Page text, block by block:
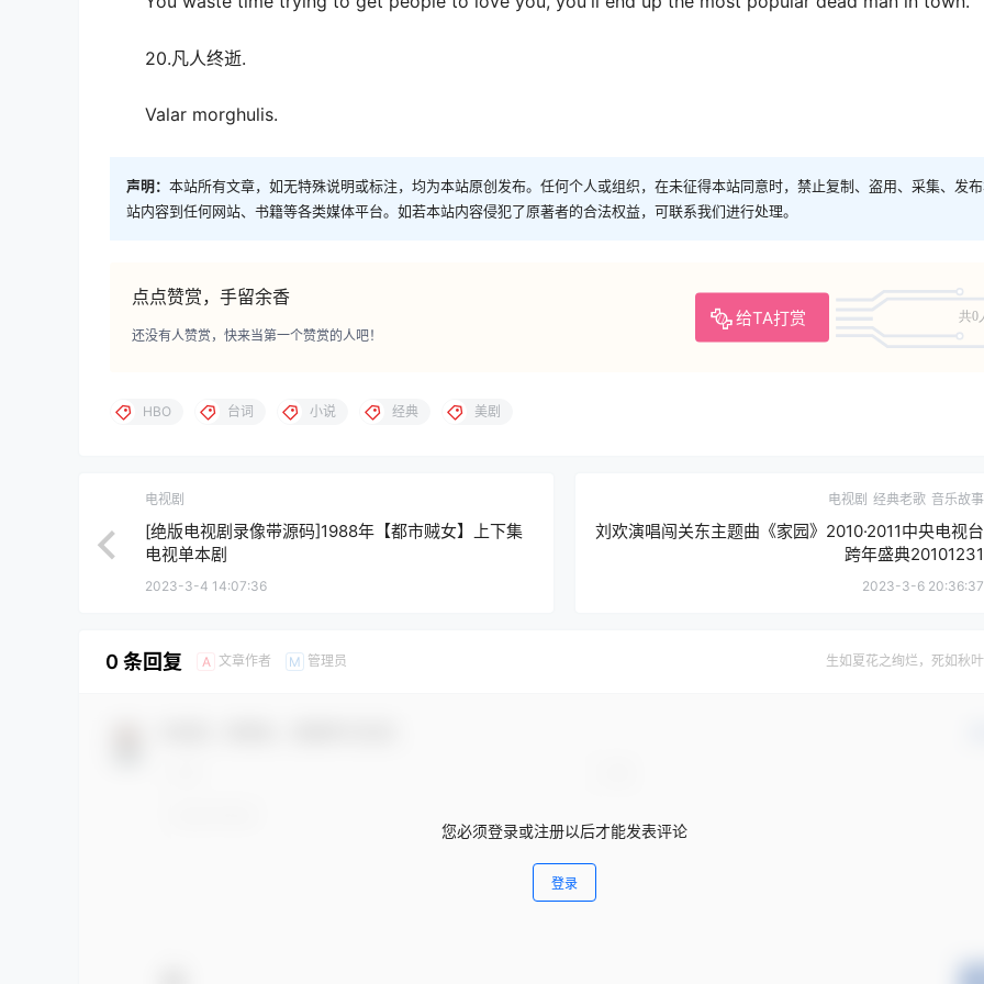
20.凡人终逝.
Valar morghulis.
声明： 本站所有文章，如无特殊说明或标注，均为本站原创发布。任何个人或组织，在未征得本站同意时，禁止复制、盗用、采集、发
站内容到任何网站、书籍等各类媒体平台。如若本站内容侵犯了原著者的合法权益，可联系我们进行处理。
点点赞赏，手留余香
给TA打赏 共0
还没有人赞赏，快来当第一个赞赏的人吧！
HBO 台词 小说 经典 美剧
电视剧
[绝版电视剧录像带源码]1988年【都市贼女】上下集
电视单本剧
2023-3-4 14:07:36
电视剧 经典老歌 音乐故事
刘欢演唱闯关东主题曲《家园》2010·2011中央电视台
跨年盛典20101231
2023-3-6 20:36:37
0 条回复 A 文章作者 M 管理员 生如夏花之绚烂，死如秋
您必须登录或注册以后才能发表评论
登录